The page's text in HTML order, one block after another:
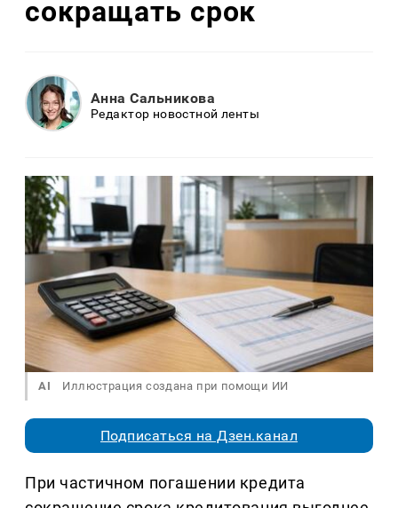
сокращать срок
Анна Сальникова
Редактор новостной ленты
AI Иллюстрация создана при помощи ИИ
Подписаться на Дзен.канал
При частичном погашении кредита